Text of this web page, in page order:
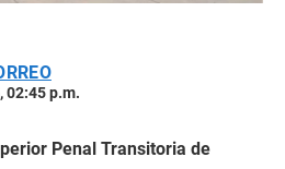
02:45 p.m.
Penal Transitoria de